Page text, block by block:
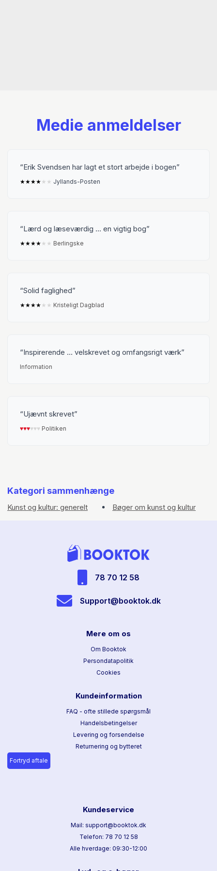
Medie anmeldelser
Erik Svendsen har lagt et stort arbejde i bogen
★★★★ ★ ★ Jyllands-Posten
Lærd og læseværdig ... en vigtig bog
★★★★ ★ ★ Berlingske
Solid faglighed
★★★★ ★ ★ Kristeligt Dagblad
Inspirerende ... velskrevet og omfangsrigt værk
Information
Ujævnt skrevet
♥︎♥︎♥︎♥︎♥︎♥︎ Politiken
Kategori sammenhænge
Kunst og kultur: generelt Bøger om kunst og kultur
78 70 12 58
Support@booktok.dk
Mere om os
Om Booktok
Persondatapolitik
Cookies
Kundeinformation
FAQ - ofte stillede spørgsmål
Handelsbetingelser
Levering og forsendelse
Returnering og bytteret
Fortryd aftale
Kundeservice
Mail: support@booktok.dk
Telefon: 78 70 12 58
Alle hverdage: 09:30-12:00